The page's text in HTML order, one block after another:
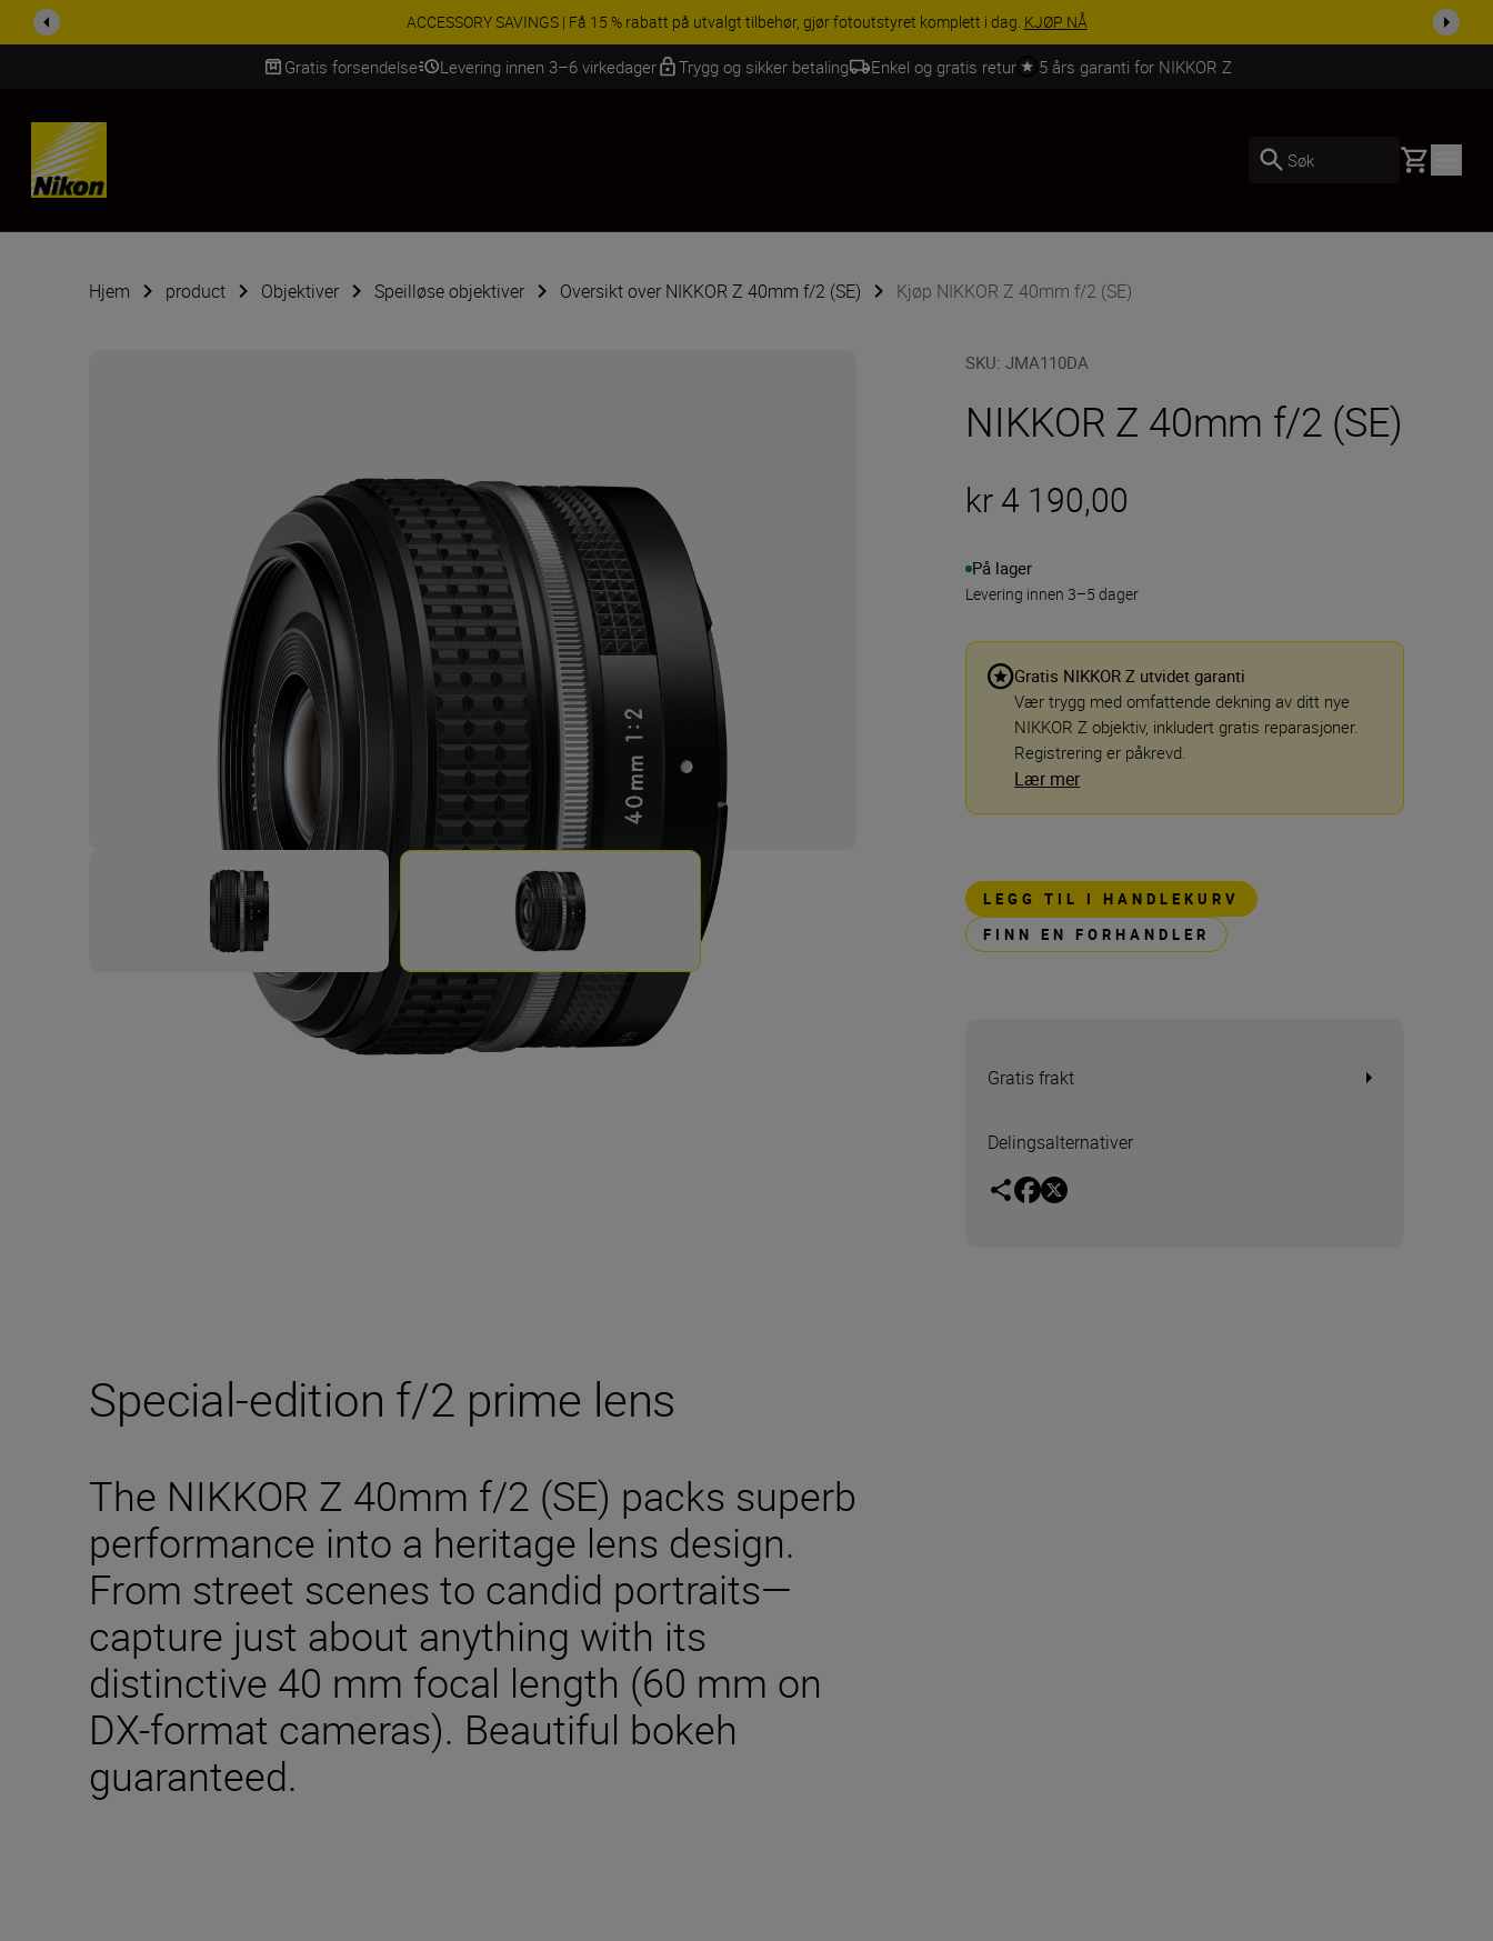
ACCESSORY SAVINGS | Få 15 % rabatt på utvalgt tilbehør, gjør fotoutstyret komplett i dag. KJØP NÅ
Gratis forsendelse Levering innen 3–6 virkedager Trygg og sikker betaling Enkel og gratis retur 5 års garanti for NIKKOR Z
Skip Content
Søk Basket
Hjem product Objektiver Speilløse objektiver Oversikt over NIKKOR Z 40mm f/2 (SE) Kjøp NIKKOR Z 40mm f/2 (SE)
SKU:JMA110DA
NIKKOR Z 40mm f/2 (SE)
kr 4 190,00
På lager
Levering innen 3–5 dager
Gratis NIKKOR Z utvidet garanti
Vær trygg med omfattende dekning av ditt nye
NIKKOR Z objektiv, inkludert gratis reparasjoner.
Registrering er påkrevd.
Lær mer
LEGG TIL I HANDLEKURV
FINN EN FORHANDLER
Gratis frakt
Delingsalternativer
Special-edition f/2 prime lens
The NIKKOR Z 40mm f/2 (SE) packs superb
performance into a heritage lens design.
From street scenes to candid portraits—
capture just about anything with its
distinctive 40 mm focal length (60 mm on
DX-format cameras). Beautiful bokeh
guaranteed.